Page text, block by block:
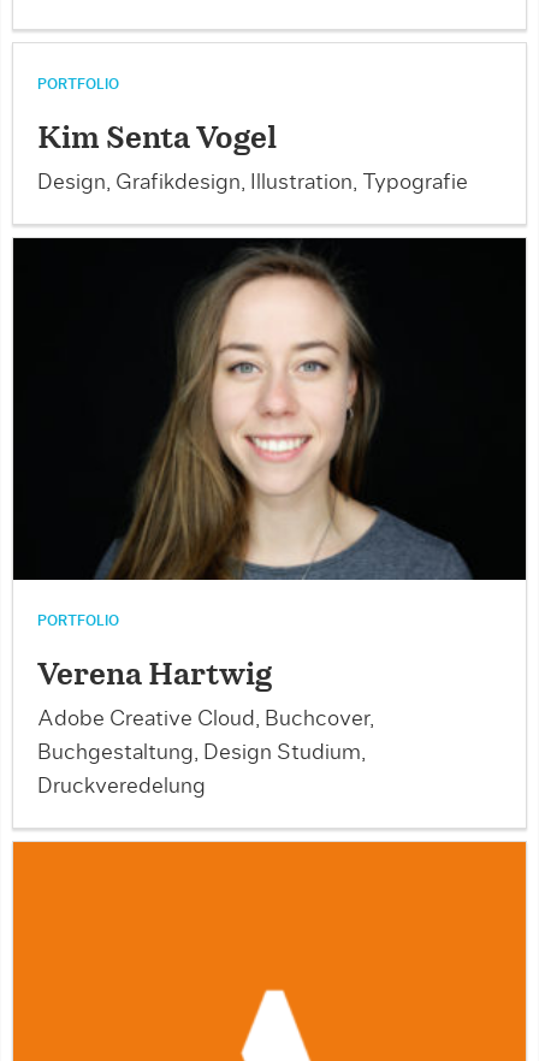
PORTFOLIO
Kim Senta Vogel
Design, Grafikdesign, Illustration, Typografie
PORTFOLIO
Verena Hartwig
Adobe Creative Cloud, Buchcover,
Buchgestaltung, Design Studium,
Druckveredelung